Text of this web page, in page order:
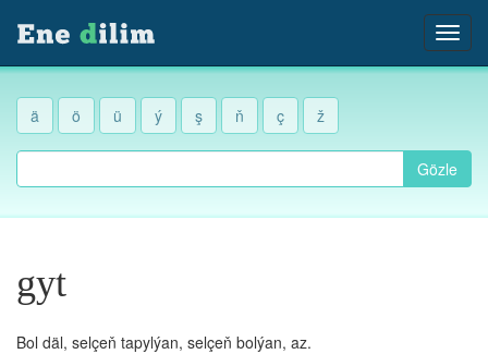
ä ö ü ý ş ň ç ž
Gözle
gyt
Bol däl, selçeň tapylýan, selçeň bolýan, az.